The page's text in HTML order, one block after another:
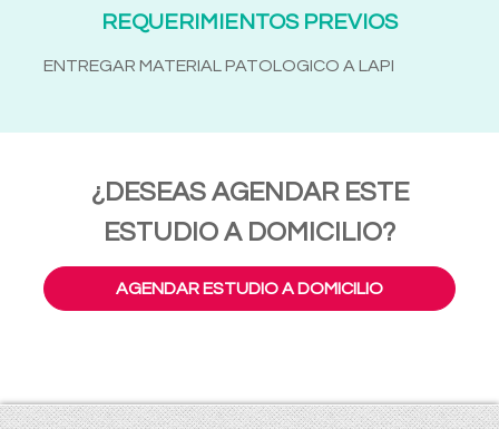
REQUERIMIENTOS PREVIOS
ENTREGAR MATERIAL PATOLOGICO A LAPI
¿DESEAS AGENDAR ESTE
ESTUDIO A DOMICILIO?
AGENDAR ESTUDIO A DOMICILIO